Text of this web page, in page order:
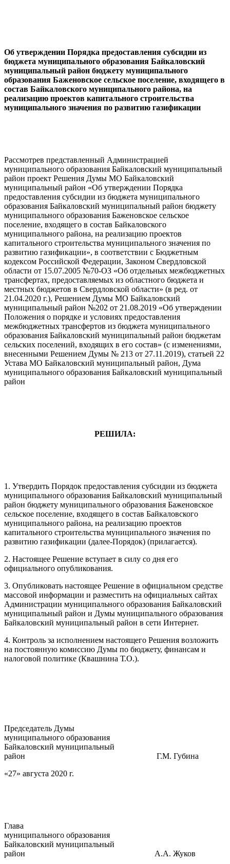
Об утверждении Порядка предоставления субсидии из
бюджета муниципального образования Байкаловский
муниципальный район бюджету муниципального
образования Баженовское сельское поселение, входящего в
состав Байкаловского муниципального района, на
реализацию проектов капитального строительства
муниципального значения по развитию газификации
Рассмотрев представленный Администрацией
муниципального образования Байкаловский муниципальный
район проект Решения Думы МО Байкаловский
муниципальный район «Об утверждении Порядка
предоставления субсидии из бюджета муниципального
образования Байкаловский муниципальный район бюджету
муниципального образования Баженовское сельское
поселение, входящего в состав Байкаловского
муниципального района, на реализацию проектов
капитального строительства муниципального значения по
развитию газификации», в соответствии с Бюджетным
кодексом Российской Федерации, Законом Свердловской
области от 15.07.2005 №70-ОЗ «Об отдельных межбюджетных
трансфертах, предоставляемых из областного бюджета и
местных бюджетов в Свердловской области» (в ред. от
21.04.2020 г.), Решением Думы МО Байкаловский
муниципальный район №202 от 21.08.2019 «Об утверждении
Положения о порядке и условиях предоставления
межбюджетных трансфертов из бюджета муниципального
образования Байкаловский муниципальный район бюджетам
сельских поселений, входящих в его состав» (с изменениями,
внесенными Решением Думы № 213 от 27.11.2019), статьей 22
Устава МО Байкаловский муниципальный район, Дума
муниципального образования Байкаловский муниципальный
район
РЕШИЛА:
1. Утвердить Порядок предоставления субсидии из бюджета
муниципального образования Байкаловский муниципальный
район бюджету муниципального образования Баженовское
сельское поселение, входящего в состав Байкаловского
муниципального района, на реализацию проектов
капитального строительства муниципального значения по
развитию газификации (далее-Порядок) (прилагается).
2. Настоящее Решение вступает в силу со дня его
официального опубликования.
3. Опубликовать настоящее Решение в официальном средстве
массовой информации и разместить на официальных сайтах
Администрации муниципального образования Байкаловский
муниципальный район и Думы муниципального образования
Байкаловский муниципальный район в сети Интернет.
4. Контроль за исполнением настоящего Решения возложить
на постоянную комиссию Думы по бюджету, финансам и
налоговой политике (Квашнина Т.О.).
Председатель Думы
муниципального образования
Байкаловский муниципальный
район Г.М. Губина
«27» августа 2020 г.
Глава
муниципального образования
Байкаловский муниципальный
район А.А. Жуков